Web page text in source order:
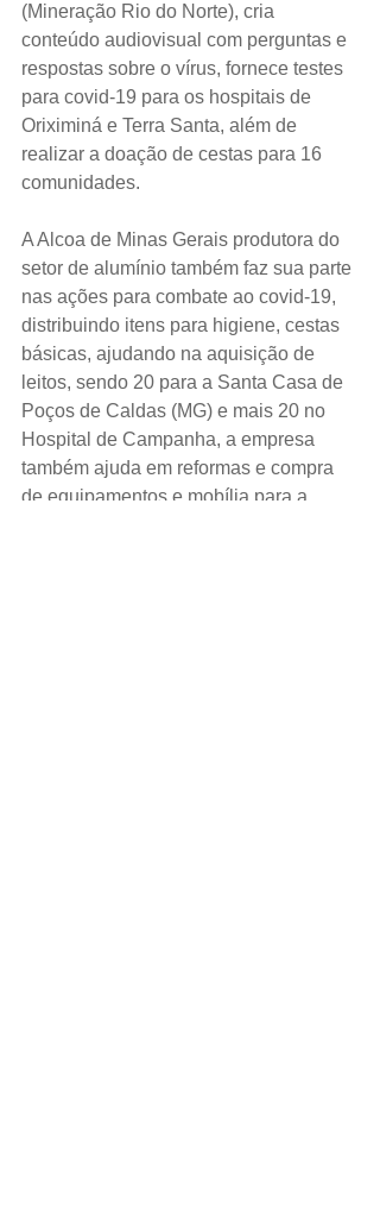
(Mineração Rio do Norte), cria
conteúdo audiovisual com perguntas e
respostas sobre o vírus, fornece testes
para covid-19 para os hospitais de
Oriximiná e Terra Santa, além de
realizar a doação de cestas para 16
comunidades.
A Alcoa de Minas Gerais produtora do
setor de alumínio também faz sua parte
nas ações para combate ao covid-19,
distribuindo itens para higiene, cestas
básicas, ajudando na aquisição de
leitos, sendo 20 para a Santa Casa de
Poços de Caldas (MG) e mais 20 no
Hospital de Campanha, a empresa
também ajuda em reformas e compra
de equipamentos e mobília para a